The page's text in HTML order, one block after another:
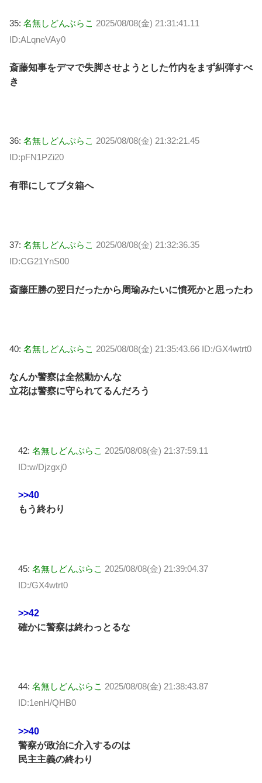
35: 名無しどんぶらこ 2025/08/08(金) 21:31:41.11
ID:ALqneVAy0
斎藤知事をデマで失脚させようとした竹内をまず糾弾すべ
き
36: 名無しどんぶらこ 2025/08/08(金) 21:32:21.45
ID:pFN1PZi20
有罪にしてブタ箱へ
37: 名無しどんぶらこ 2025/08/08(金) 21:32:36.35
ID:CG21YnS00
斎藤圧勝の翌日だったから周瑜みたいに憤死かと思ったわ
40: 名無しどんぶらこ 2025/08/08(金) 21:35:43.66 ID:/GX4wtrt0
なんか警察は全然動かんな
立花は警察に守られてるんだろう
42: 名無しどんぶらこ 2025/08/08(金) 21:37:59.11
ID:w/Djzgxj0
>>40
もう終わり
45: 名無しどんぶらこ 2025/08/08(金) 21:39:04.37
ID:/GX4wtrt0
>>42
確かに警察は終わっとるな
44: 名無しどんぶらこ 2025/08/08(金) 21:38:43.87
ID:1enH/QHB0
>>40
警察が政治に介入するのは
民主主義の終わり